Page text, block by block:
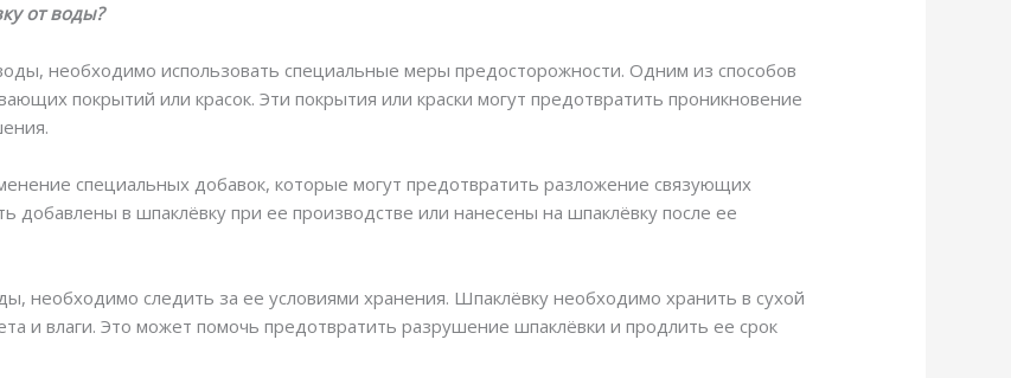
от воды?
необходимо использовать специальные меры предосторожности. Одним из способов
покрытий или красок. Эти покрытия или краски могут предотвратить проникновение
специальных добавок, которые могут предотвратить разложение связующих
добавлены в шпаклёвку при ее производстве или нанесены на шпаклёвку после ее
необходимо следить за ее условиями хранения. Шпаклёвку необходимо хранить в сухой
и влаги. Это может помочь предотвратить разрушение шпаклёвки и продлить ее срок